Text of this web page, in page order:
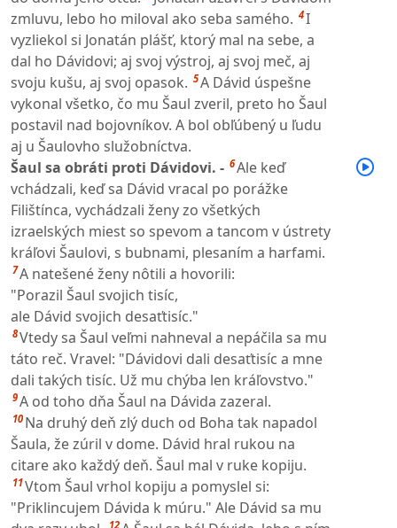
zmluvu, lebo ho miloval ako seba samého. 4I
vyzliekol si Jonatán plášť, ktorý mal na sebe, a
dal ho Dávidovi; aj svoj výstroj, aj svoj meč, aj
svoju kušu, aj svoj opasok. 5A Dávid úspešne
vykonal všetko, čo mu Šaul zveril, preto ho Šaul
postavil nad bojovníkov. A bol obľúbený u ľudu
aj u Šaulovho služobníctva.
Šaul sa obráti proti Dávidovi. - 6Ale keď
vchádzali, keď sa Dávid vracal po porážke
Filištínca, vychádzali ženy zo všetkých
izraelských miest so spevom a tancom v ústrety
kráľovi Šaulovi, s bubnami, plesaním a harfami.
7A natešené ženy nôtili a hovorili:
"Porazil Šaul svojich tisíc,
ale Dávid svojich desaťtisíc."
8Vtedy sa Šaul veľmi nahneval a nepáčila sa mu
táto reč. Vravel: "Dávidovi dali desaťtisíc a mne
dali takých tisíc. Už mu chýba len kráľovstvo."
9A od toho dňa Šaul na Dávida zazeral.
10 Na druhý deň zlý duch od Boha tak napadol
Šaula, že zúril v dome. Dávid hral rukou na
citare ako každý deň. Šaul mal v ruke kopiju.
11Vtom Šaul vrhol kopiju a pomyslel si:
"Priklincujem Dávida k múru." Ale Dávid sa mu
12